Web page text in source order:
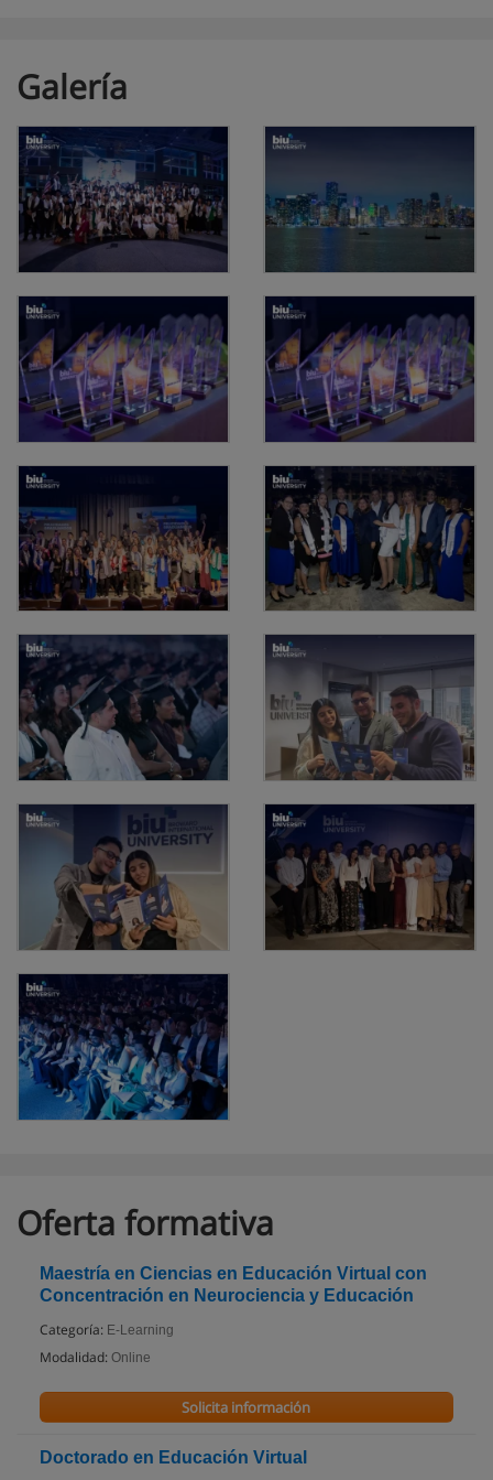
Galería
Oferta formativa
Maestría en Ciencias en Educación Virtual con
Concentración en Neurociencia y Educación
Categoría: E-Learning
Modalidad: Online
Solicita información
Doctorado en Educación Virtual